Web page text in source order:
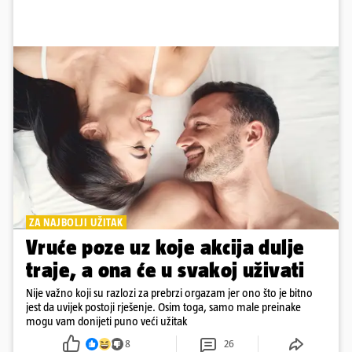
ZA NAJBOLJI UŽITAK
Vruće poze uz koje akcija dulje
traje, a ona će u svakoj uživati
Nije važno koji su razlozi za prebrzi orgazam jer ono što je bitno
jest da uvijek postoji rješenje. Osim toga, samo male preinake
mogu vam donijeti puno veći užitak
8 26